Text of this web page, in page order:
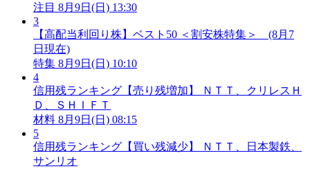
注目 8月9日(日) 13:30
3
【高配当利回り株】ベスト50 ＜割安株特集＞ (8月7
日現在)
特集 8月9日(日) 10:10
4
信用残ランキング【売り残増加】 ＮＴＴ、クリレスＨ
Ｄ、ＳＨＩＦＴ
材料 8月9日(日) 08:15
5
信用残ランキング【買い残減少】 ＮＴＴ、日本製鉄、
サンリオ